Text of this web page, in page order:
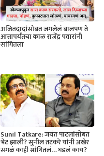
अजितदादांसोबत जगलेलं बालपण ते
आत्तापर्यंतचा काळ राजेंद्र पवारांनी
सांगितला
Sunil Tatkare: जयंत पाटलांसोबत
भेट झाली? सुनील तटकरे यांनी अखेर
सगळं काही सांगितलं… घडलं काय?